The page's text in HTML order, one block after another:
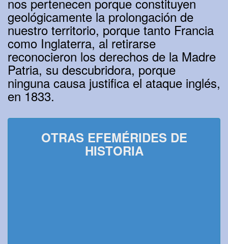
geológicamente la prolongación de
nuestro territorio, porque tanto Francia
como Inglaterra, al retirarse
reconocieron los derechos de la Madre
Patria, su descubridora, porque
ninguna causa justifica el ataque inglés,
en 1833.
OTRAS EFEMÉRIDES DE
HISTORIA